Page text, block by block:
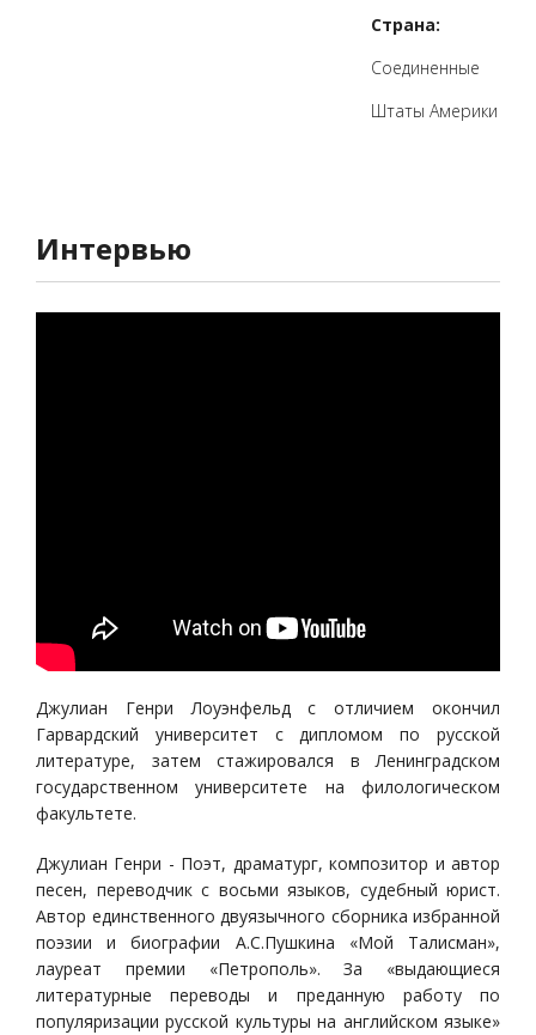
Страна:
Соединенные
Штаты Америки
Интервью
Джулиан Генри Лоуэнфельд с отличием окончил
Гарвардский университет с дипломом по русской
литературе, затем стажировался в Ленинградском
государственном университете на филологическом
факультете.
Джулиан Генри - Поэт, драматург, композитор и автор
песен, переводчик с восьми языков, судебный юрист.
Автор единственного двуязычного сборника избранной
поэзии и биографии А.С.Пушкина «Мой Талисман»,
лауреат премии «Петрополь». За «выдающиеся
литературные переводы и преданную работу по
популяризации русской культуры на английском языке»